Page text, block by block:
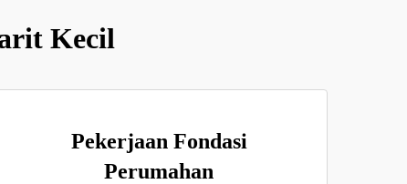
Kecil
Pekerjaan Fondasi
Perumahan